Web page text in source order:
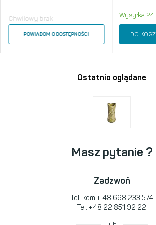
Chwilowy brak
POWIADOM O DOSTĘPNOŚCI
Wysyłka 24
DO
Ostatnio oglądane
Masz pytanie ?
Zadzwoń
Tel. kom + 48 668 233 574
Tel. +48 22 851 92 22